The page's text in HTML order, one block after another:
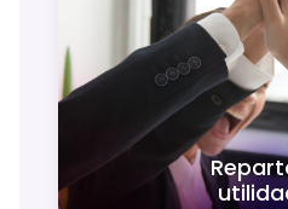
El extra anual por
éxito de